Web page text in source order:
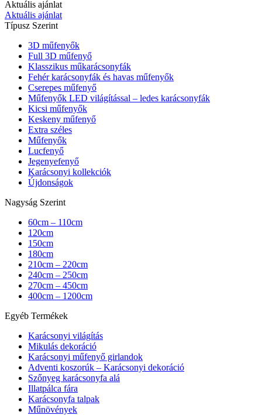
Aktuális ajánlat
Aktuális ajánlat
Típusz Szerint
3D műfenyők
Full 3D műfenyő
Klasszikus műkarácsonyfák
Fehér karácsonyfák és havas műfenyők
Cserepes műfenyő
Műfenyők LED világítással – ledes karácsonyfák
Kicsi műfenyők
Keskeny műfenyő
Extra széles
Műfenyők
Lucfenyő
Jegenyefenyő
Karácsonyi kollekciók
Újdonságok
Nagyság Szerint
60cm – 110cm
120cm
150cm
180cm
210cm – 220cm
240cm – 250cm
270cm – 450cm
400cm – 1200cm
Egyéb Termékek
Karácsonyi világítás
Mikulás dekoráció
Karácsonyi műfenyő girlandok
Adventi koszorúk – Karácsonyi dekoráció
Szőnyeg karácsonyfa alá
Illatpálca fára
Karácsonyfa talpak
Műnövények